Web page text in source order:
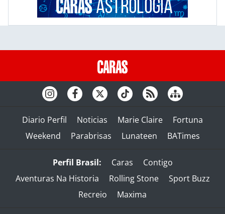
Diario Perfil Noticias Marie Claire
Fortuna
Weekend
Parabrisas Lunateen BATimes
Perfil Brasil: Caras
Contigo
Aventuras Na Historia
Rolling Stone
Sport Buzz
Recreio
Maxima